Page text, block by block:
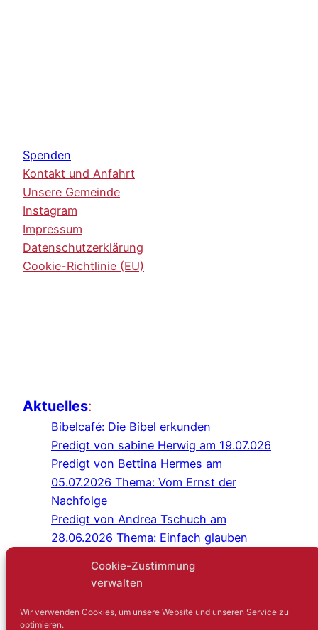
Cookie-Zustimmung
verwalten
Wir verwenden Cookies, um unsere Website und unseren Service zu
optimieren.
Spenden
Kontakt und Anfahrt
Unsere Gemeinde
Instagram
Impressum
Datenschutzerklärung
Cookie-Richtlinie (EU)
Aktuelles:
Bibelcafé: Die Bibel erkunden
Predigt von sabine Herwig am 19.07.026
Predigt von Bettina Hermes am
05.07.2026 Thema: Vom Ernst der
Nachfolge
Predigt von Andrea Tschuch am
28.06.2026 Thema: Einfach glauben
Predigt von Sabine Herwig am
Gottesdienst im Schlosshof Lüntenbeck